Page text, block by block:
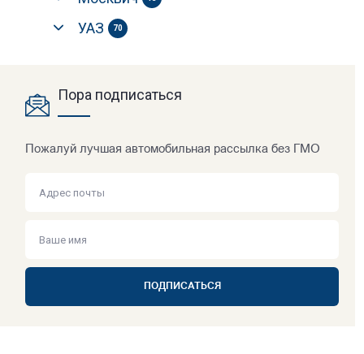
УАЗ 70
Пора подписаться
Пожалуй лучшая автомобильная рассылка без ГМО
ПОДПИСАТЬСЯ